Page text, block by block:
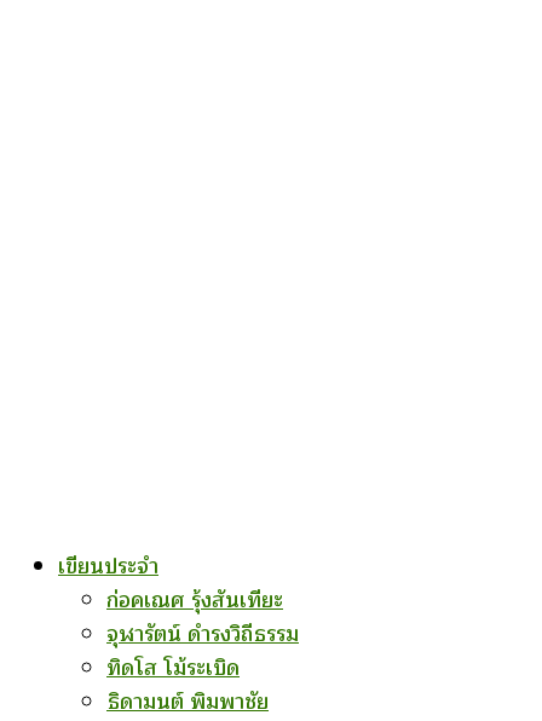
เขียนประจำ
ก่อคเณศ รุ้งสันเทียะ
จุฬารัตน์ ดำรงวิถีธรรม
ทิดโส โม้ระเบิด
ธิดามนต์ พิมพาชัย